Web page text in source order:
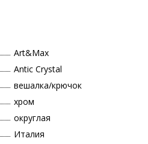
Art&Max
Antic Crystal
вешалка/крючок
хром
округлая
Италия